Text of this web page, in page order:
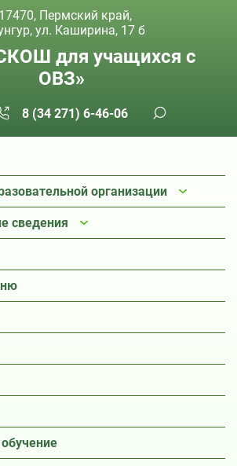
Пермский край,
ул. Каширина, 17 б
для учащихся с
ОВЗ»
8 (34 271) 6-46-06
организации
сведения